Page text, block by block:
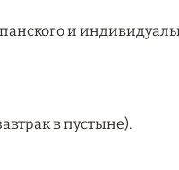
и
в пустыне).